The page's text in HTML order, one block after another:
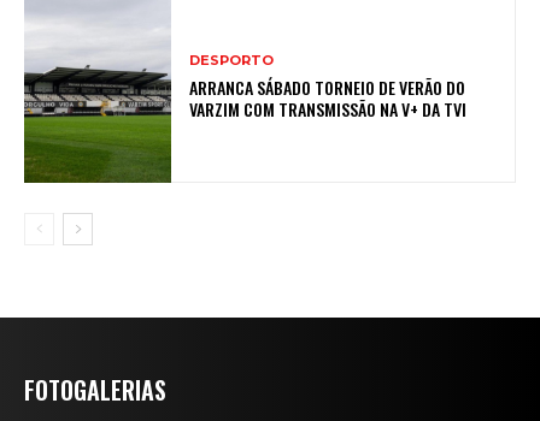
DESPORTO
ARRANCA SÁBADO TORNEIO DE VERÃO DO
VARZIM COM TRANSMISSÃO NA V+ DA TVI
FOTOGALERIAS